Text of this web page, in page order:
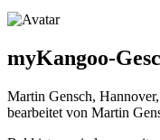
myKangoo-
Martin Gensch, Hannover,
bearbeitet von Martin